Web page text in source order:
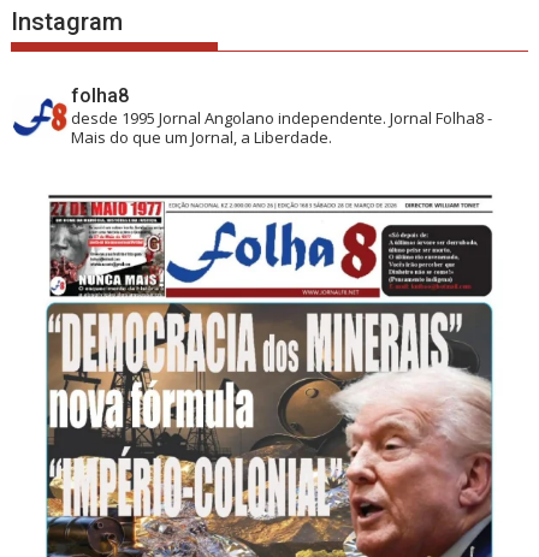
Instagram
folha8
desde 1995 Jornal Angolano independente.Jornal Folha8 -
Mais do que um Jornal, a Liberdade.